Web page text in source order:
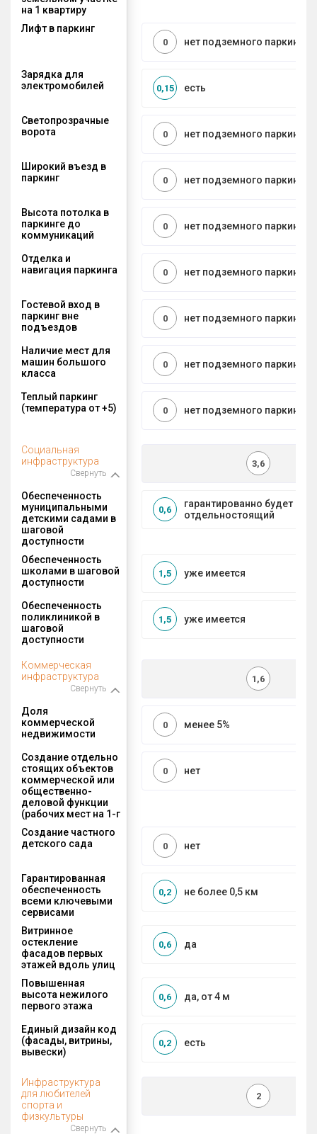
на 1 квартиру
Лифт в паркинг
нет подземного паркинга
0
Зарядка для
электромобилей
есть
0,15
Светопрозрачные
ворота
нет подземного паркинга
0
Широкий въезд в
паркинг
нет подземного паркинга
0
Высота потолка в
паркинге до
коммуникаций
нет подземного паркинга
0
Отделка и
навигация паркинга
нет подземного паркинга
0
Гостевой вход в
паркинг вне
подъездов
нет подземного паркинга
0
Наличие мест для
машин большого
класса
нет подземного паркинга
0
Теплый паркинг
(температура от +5)
нет подземного паркинга
0
Социальная
инфраструктура
Свернуть
3,6
Обеспеченность
муниципальными
детскими садами в
шаговой
доступности
гарантированно будет
отдельностоящий
0,6
Обеспеченность
школами в шаговой
доступности
уже имеется
1,5
Обеспеченность
поликлиникой в
шаговой
доступности
уже имеется
1,5
Коммерческая
инфраструктура
Свернуть
1,6
Доля
коммерческой
недвижимости
менее 5%
0
Создание отдельно
стоящих объектов
коммерческой или
общественно-
деловой функции
(рабочих мест на 1-г
нет
0
Создание частного
детского сада
нет
0
Гарантированная
обеспеченность
всеми ключевыми
сервисами
не более 0,5 км
0,2
Витринное
остекление
фасадов первых
этажей вдоль улиц
да
0,6
Повышенная
высота нежилого
первого этажа
да, от 4 м
0,6
Единый дизайн код
(фасады, витрины,
вывески)
есть
0,2
Инфраструктура
для любителей
спорта и
физкультуры
Свернуть
2